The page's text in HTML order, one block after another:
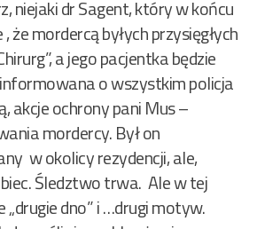
niejaki dr Sagent, który w końcu
że mordercą byłych przysięgłych
a jego pacjentka będzie
o wszystkim policja
akcje ochrony pani Mus –
mordercy. Był on
w okolicy rezydencji, ale,
Śledztwo trwa. Ale w tej
dno” i …drugi motyw.